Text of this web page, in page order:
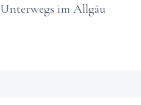
Unterwegs im Allgäu